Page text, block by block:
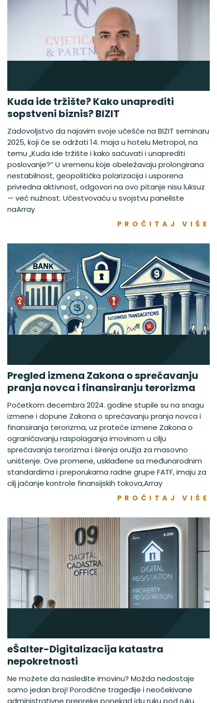
Kuda ide tržište? Kako unaprediti
sopstveni biznis? BIZIT
Zadovoljstvo da najavim svoje učešće na BIZIT seminaru
2025, koji će se održati 14. maja u hotelu Metropol, na
temu „Kuda ide tržište i kako sačuvati i unaprediti
poslovanje?“ U vremenu koje obeležavaju prolongirana
nestabilnost, geopolitička polarizacija i usporena
privredna aktivnost, odgovori na ovo pitanje nisu luksuz
— već nužnost. Učestvovaću u svojstvu paneliste
naArray
PROČITAJ VIŠE
Pregled izmena Zakona o sprečavanju
pranja novca i finansiranju terorizma
Početkom decembra 2024. godine stupile su na snagu
izmene i dopune Zakona o sprečavanju pranja novca i
finansiranja terorizma, uz prateće izmene Zakona o
ograničavanju raspolaganja imovinom u cilju
sprečavanja terorizma i širenja oružja za masovno
uništenje. Ove promene, usklađene sa međunarodnim
standardima i preporukama radne grupe FATF, imaju za
cilj jačanje kontrole finansijskih tokova,Array
PROČITAJ VIŠE
eŠalter-Digitalizacija katastra
nepokretnosti
Ne možete da nasledite imovinu? Možda nedostaje
samo jedan broj! Porodične tragedije i neočekivane
administrativne prepreke ponekad idu ruku pod ruku.